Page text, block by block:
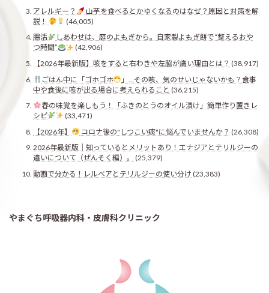
アレルギー？
山芋を食べるとかゆくなるのはなぜ？原因と対策を解
説！
(46,005)
腸活
しあわせは、庭のよもぎから。自家製よもぎ餅で“整えるおや
つ時間”
(42,906)
【2026年最新版】咳をすると右わきや左脇が痛い理由とは？ (38,917)
ごはん中に「ゴホゴホ
」…その咳、気のせいじゃないかも？食事
中や食後に咳が出る場合に考えられること (36,215)
春の味覚を楽しもう！「ふきのとうのオイル漬け」簡単作り置きレ
シピ
(33,471)
【2026年】
コロナ後の"しつこい痰"に悩んでいませんか？ (26,308)
2026年最新版｜知っているとメリットあり！エナジアとテリルジーの
違いについて（ぜんそく編）。
(25,379)
動画で分かる！レルベアとテリルジーの使い分け (23,383)
やまぐち呼吸器内科・皮膚科クリニック